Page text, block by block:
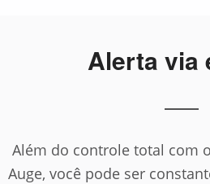
Alerta via
Além do controle total com
Auge, você pode ser